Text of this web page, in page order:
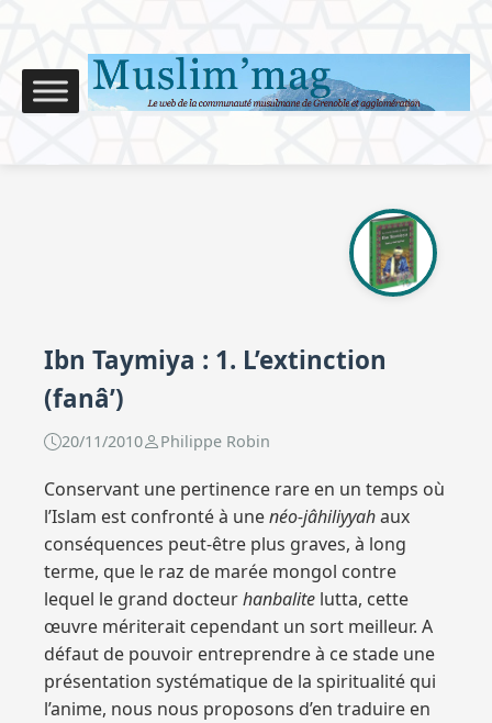
Ibn Taymiya : 1. L’extinction
(fanâ’)
20/11/2010 Philippe Robin
Conservant une pertinence rare en un temps où
l’Islam est confronté à unenéo-jâhiliyyahaux
conséquences peut-être plus graves, à long
terme, que le raz de marée mongol contre
lequel le grand docteurhanbalite lutta, cette
œuvre mériterait cependant un sort meilleur. A
défaut de pouvoir entreprendre à ce stade une
présentation systématique de la spiritualité qui
l’anime, nous nous proposons d’en traduire en